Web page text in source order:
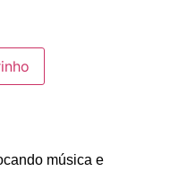
música e